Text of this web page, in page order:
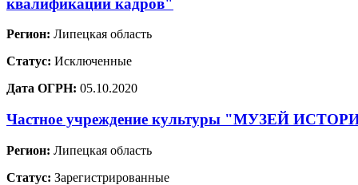
Регион: Липецкая область
Статус: Исключенные
Дата ОГРН: 05.10.2020
Частное учреждение культуры "МУЗЕЙ
Регион: Липецкая область
Статус: Зарегистрированные